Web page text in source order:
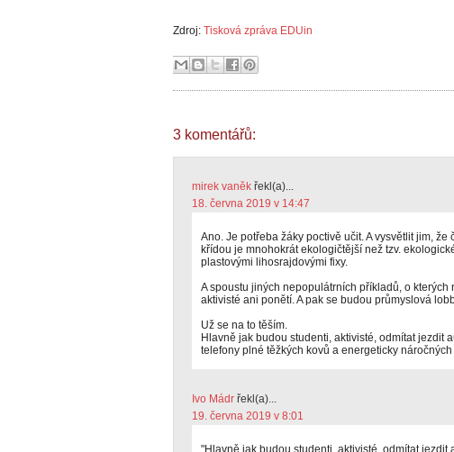
Zdroj: Tisková zpráva EDUin
3 komentářů:
mirek vaněk řekl(a)...
18. června 2019 v 14:47
Ano. Je potřeba žáky poctivě učit. A vysvětlit jim, že
křídou je mnohokrát ekologičtější než tzv.
plastovými lihosrajdovými fixy.
A spoustu jiných nepopulátrních příkladů, o
aktivisté ani ponětí. A pak se budou průmyslová
Už se na to těším.
Hlavně jak budou studenti, aktivisté, odmítat jezdit
telefony plné těžkých kovů a energeticky
Ivo Mádr řekl(a)...
19. června 2019 v 8:01
"Hlavně jak budou studenti, aktivisté, odmítat jezdit